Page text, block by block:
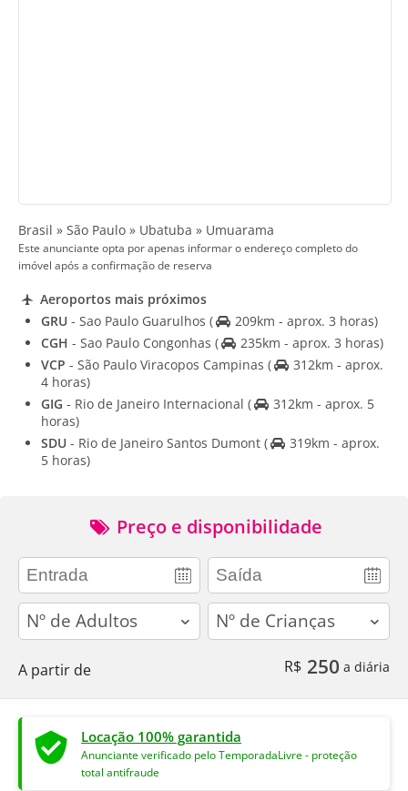
Brasil » São Paulo » Ubatuba » Umuarama
Este anunciante opta por apenas informar o endereço completo do
imóvel após a confirmação de reserva
Aeroportos mais próximos
GRU - Sao Paulo Guarulhos (
209km - aprox. 3 horas)
CGH - Sao Paulo Congonhas (
235km - aprox. 3 horas)
VCP - São Paulo Viracopos Campinas (
312km - aprox.
4 horas)
GIG - Rio de Janeiro Internacional (
312km - aprox. 5
horas)
SDU - Rio de Janeiro Santos Dumont (
319km - aprox.
5 horas)
Preço e disponibilidade
adults children
A partir de R$ 250 a diária
Locação 100% garantida
Anunciante verificado pelo TemporadaLivre - proteção
total antifraude